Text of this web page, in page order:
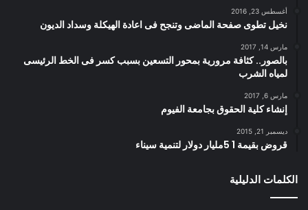
أغسطس 23, 2016
نخيل تطوى صفحة الماضى وتنجح فى اعادة الهيكلة وسداد الديون
مارس 14, 2017
بالصور.. كثافة مرورية بمحور التسعين بسبب كسر فى الخط الرئيسى
لمياه الشرب
مارس 6, 2017
إنشاء كلية الحقوق بجامعة الفيوم
ديسمبر 21, 2015
قروض بقيمة 1 5مليار دولار لتنمية سيناء
الكلمات الدليلية